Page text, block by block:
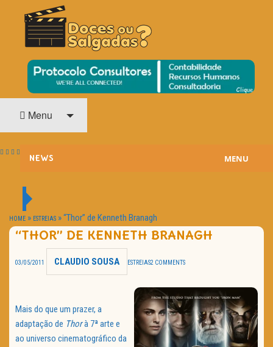
DOCES OU SALGADAS?
O Cinema? Uma Paixão!!
Menu
NEWS
PASSATEMPOS
HOME CINEMA
NOTA PESSOAL
Política de Privacidade
MENU
HOME » ESTREIAS »“Thor” de Kenneth Branagh
“THOR” DE KENNETH BRANAGH
03/05/2011 CLAUDIO SOUSA ESTREIAS2 COMMENTS
Mais do que um prazer, a
adaptação de Thorà 7ª arte e
ao universo cinematográfico da